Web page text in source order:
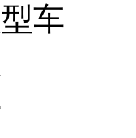
车